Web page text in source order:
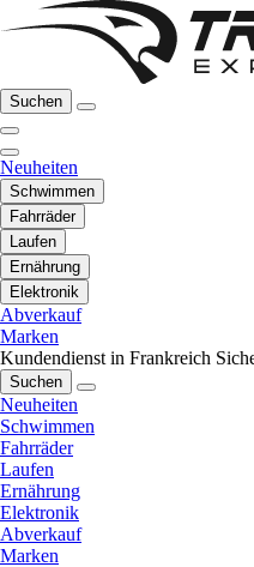
Suchen
Neuheiten
Schwimmen
Fahrräder
Laufen
Ernährung
Elektronik
Abverkauf
Marken
Kundendienst in Frankreich
Suchen
Neuheiten
Schwimmen
Fahrräder
Laufen
Ernährung
Elektronik
Abverkauf
Marken